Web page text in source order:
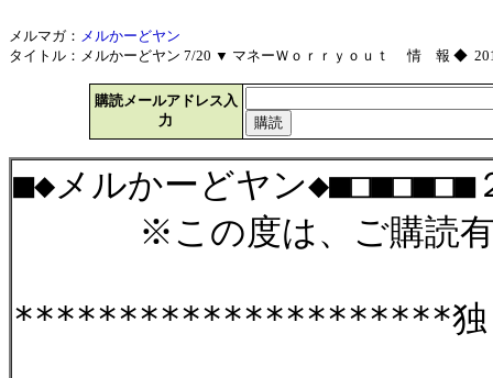
メルマガ： メルかーどヤン
タイトル：メルかーどヤン 7/20 ▼ マネーＷｏｒｒｙｏｕｔ 情 報 ◆
購読メールアドレス入
力
■◆メルかーどヤン
※この度は、ご購読有
*********************